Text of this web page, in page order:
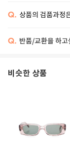
Q. 상품의 검품과정
Q. 반품/교환을 하고
비슷한 상품